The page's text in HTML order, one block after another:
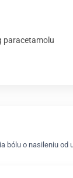
paracetamolu
bólu o nasileniu